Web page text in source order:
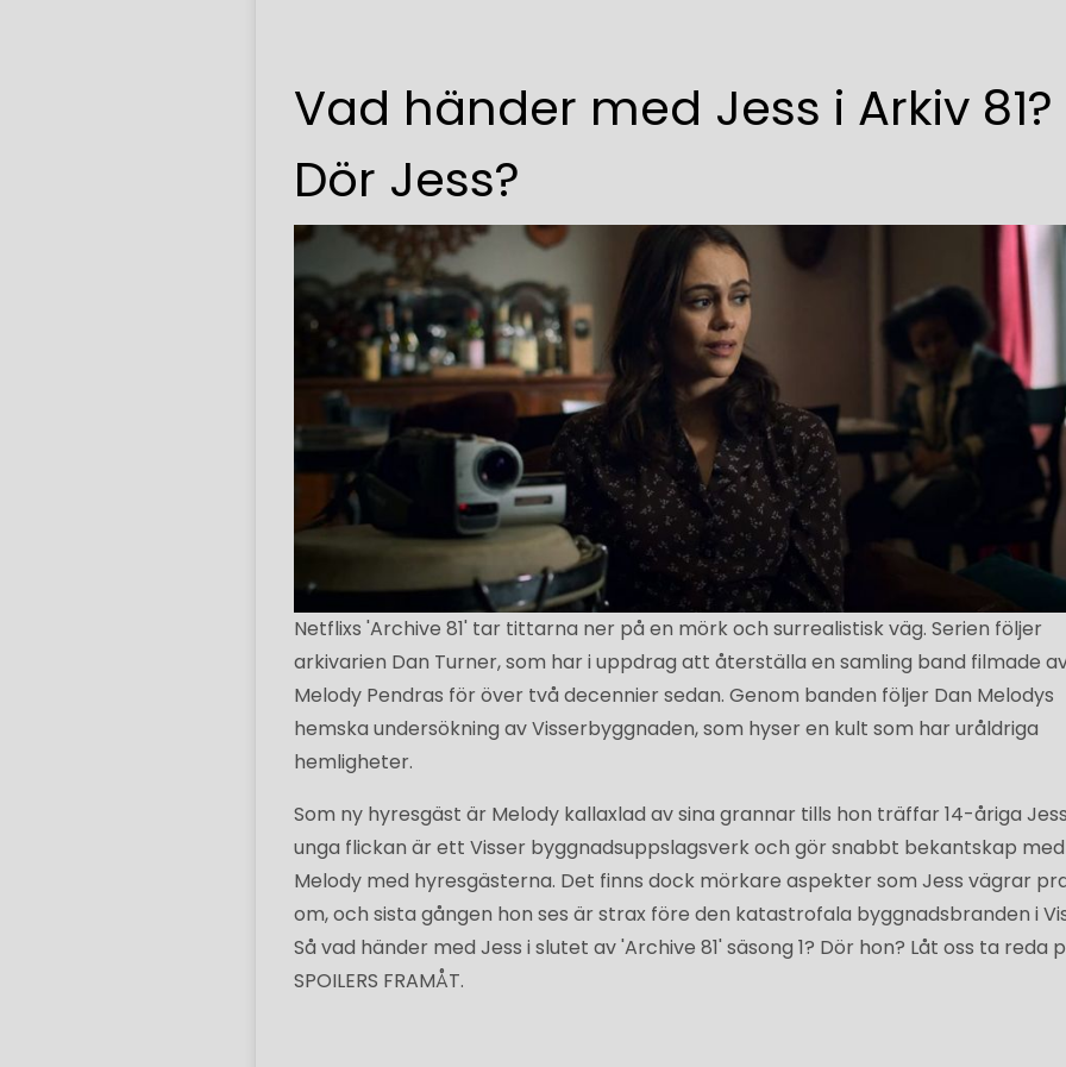
Vad händer med Jess i Arkiv 81?
Dör Jess?
Netflixs 'Archive 81' tar tittarna ner på en mörk och surrealistisk väg. Serien följer
arkivarien Dan Turner, som har i uppdrag att återställa en samling band filmade
Melody Pendras för över två decennier sedan. Genom banden följer Dan Melodys
hemska undersökning av Visserbyggnaden, som hyser en kult som har uråldriga
hemligheter.
Som ny hyresgäst är Melody kallaxlad av sina grannar tills hon träffar 14-åriga
unga flickan är ett Visser byggnadsuppslagsverk och gör snabbt bekantskap med
Melody med hyresgästerna. Det finns dock mörkare aspekter som Jess vägrar
om, och sista gången hon ses är strax före den katastrofala byggnadsbranden i
Så vad händer med Jess i slutet av 'Archive 81' säsong 1? Dör hon? Låt oss ta reda
SPOILERS FRAMÅT.